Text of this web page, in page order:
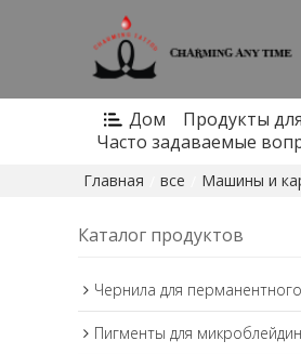
Дом Продукты
Часто задаваемые
Главная все Машины и
Каталог продуктов
Чернила для перманентного
Пигменты для